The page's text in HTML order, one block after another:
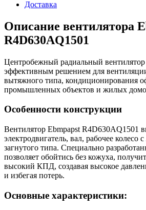
Доставка
Описание вентилятора
R4D630AQ1501
Центробежный радиальный вентилятор
эффективным решением для
вытяжного типа, кондиционирования
промышленных объектов и жилых
Особенности конструкции
Вентилятор Ebmpapst R4D630AQ1501
электродвигатель, вал, рабочее колесо
загнутого типа. Специально
позволяет обойтись без кожуха,
высокий КПД, создавая высокое
и избегая потерь.
Основные характеристики: